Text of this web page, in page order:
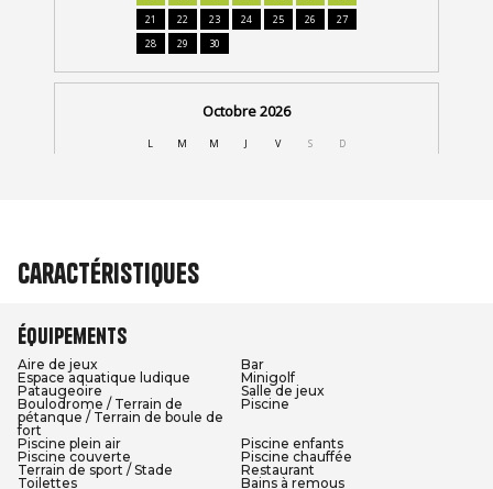
Caractéristiques
Équipements
Aire de jeux
Bar
Espace aquatique ludique
Minigolf
Pataugeoire
Salle de jeux
Boulodrome / Terrain de
pétanque / Terrain de boule de
fort
Piscine
Piscine plein air
Piscine enfants
Piscine couverte
Piscine chauffée
Terrain de sport / Stade
Restaurant
Toilettes
Bains à remous